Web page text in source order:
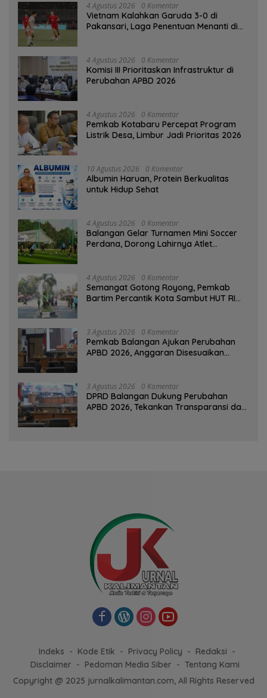
4 Agustus 2026 0 Komentar
Vietnam Kalahkan Garuda 3-0 di
Pakansari, Laga Penentuan Menanti di
4 Agustus 2026 0 Komentar
‎Komisi III Prioritaskan Infrastruktur di
Perubahan APBD 2026
4 Agustus 2026 0 Komentar
Pemkab Kotabaru Percepat Program
Listrik Desa, Limbur Jadi Prioritas 2026
10 Agustus 2026 0 Komentar
Albumin Haruan, Protein Berkualitas
untuk Hidup Sehat
4 Agustus 2026 0 Komentar
Balangan Gelar Turnamen Mini Soccer
Perdana, Dorong Lahirnya Atlet
4 Agustus 2026 0 Komentar
Semangat Gotong Royong, Pemkab
Bartim Percantik Kota Sambut HUT RI
3 Agustus 2026 0 Komentar
Pemkab Balangan Ajukan Perubahan
APBD 2026, Anggaran Disesuaikan
3 Agustus 2026 0 Komentar
DPRD Balangan Dukung Perubahan
APBD 2026, Tekankan Transparansi dan
Indeks Kode Etik Privacy Policy
Redaksi
Disclaimer
Pedoman Media Siber
Tentang Kami
Copyright @ 2025 jurnalkalimantan.com, All Rights Reserved